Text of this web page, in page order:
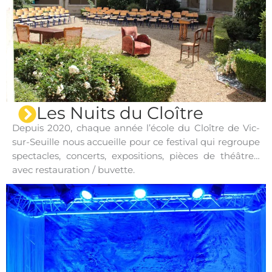
Les Nuits du Cloître
Depuis 2020, chaque année l’école du Cloître de Vic-
sur-Seuille nous accueille pour ce festival qui regroupe
spectacles, concerts, expositions, pièces de théâtre…
avec restauration / buvette.